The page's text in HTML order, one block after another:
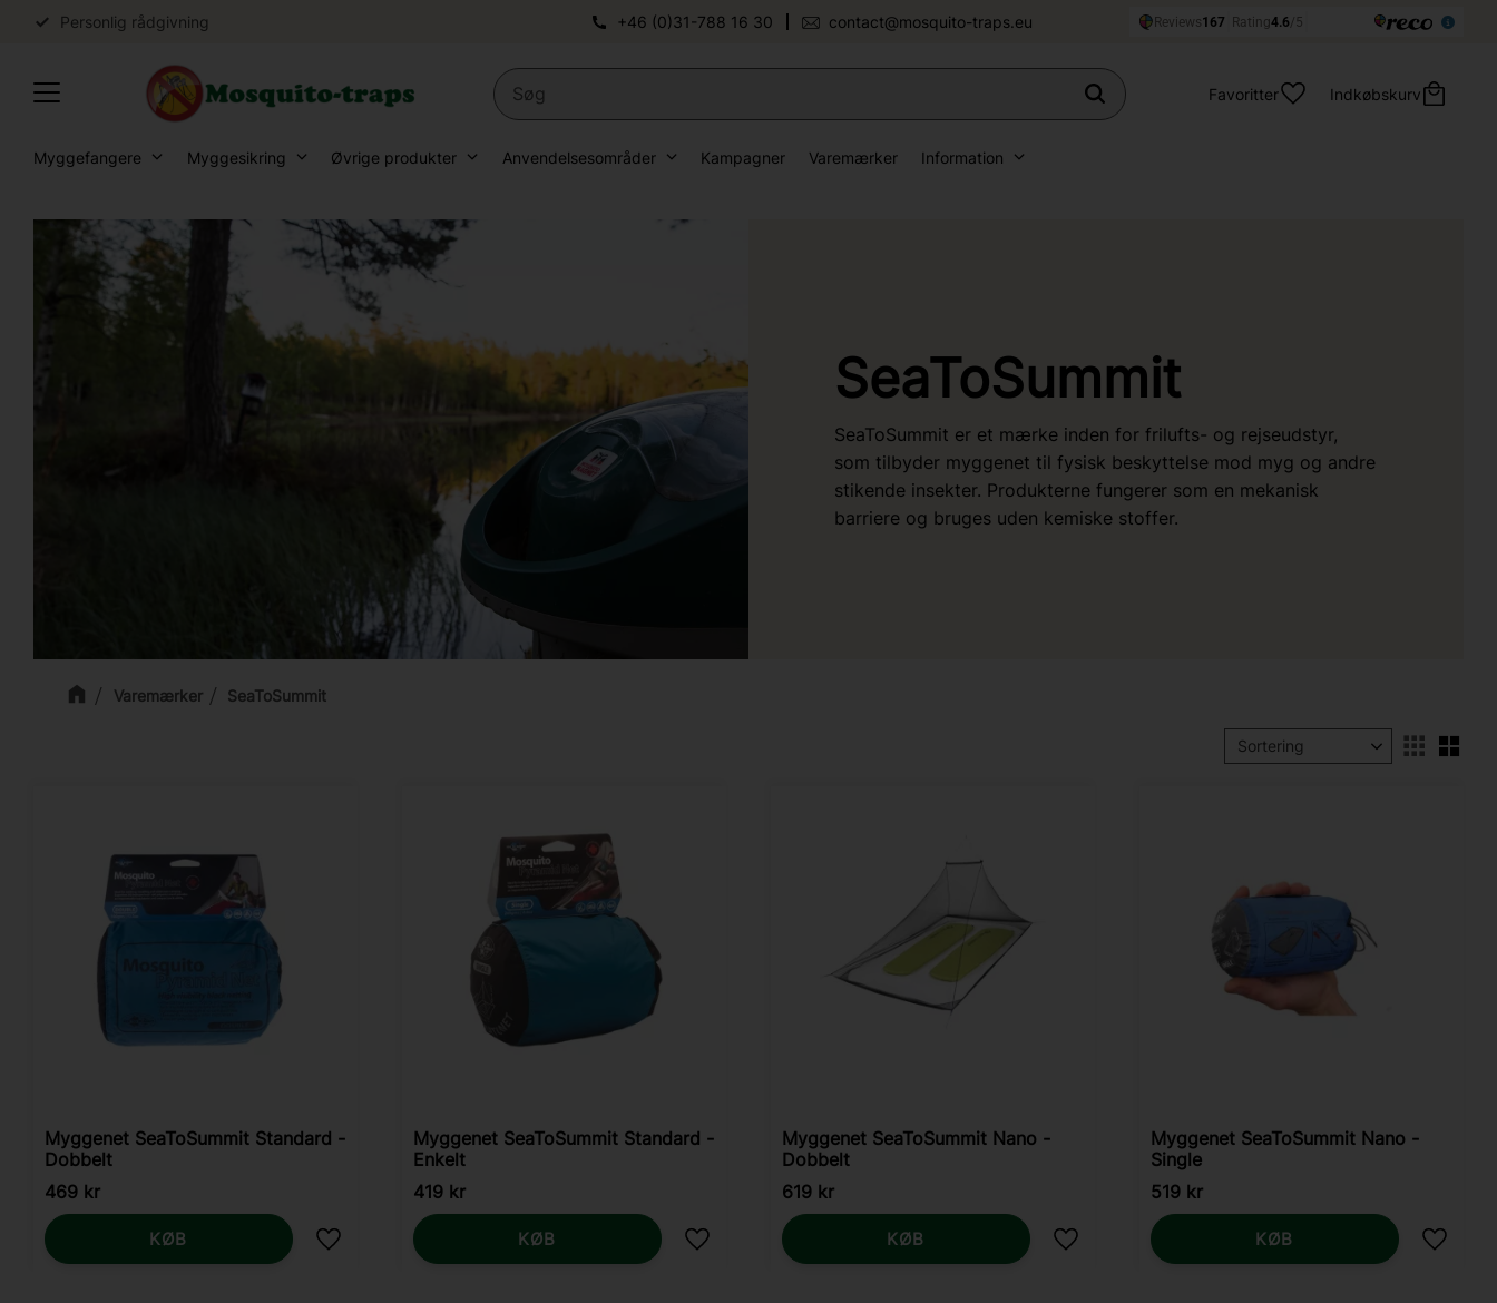
Personlig rådgivning +46 (0)31-788 16 30 contact@mosquito-traps.eu
Favoritter Indkøbskurv
Myggefangere Myggesikring Øvrige produkter Anvendelsesområder Kampagner Varemærker Information
Varemærker SeaToSummit
SeaToSummit
SeaToSummit er et mærke inden for frilufts- og rejseudstyr,
som tilbyder myggenet til fysisk beskyttelse mod myg og andre
stikende insekter. Produkterne fungerer som en mekanisk
barriere og bruges uden kemiske stoffer.
Vælg sorteringsmetode
Myggenet SeaToSummit Standard -
Dobbelt
469 kr
Gem som favorit
KØB
Myggenet SeaToSummit Standard -
Enkelt
419 kr
Gem som favorit
KØB
Myggenet SeaToSummit Nano -
Dobbelt
619 kr
Gem som favorit
KØB
Myggenet SeaToSummit Nano -
Single
519 kr
Gem
KØB